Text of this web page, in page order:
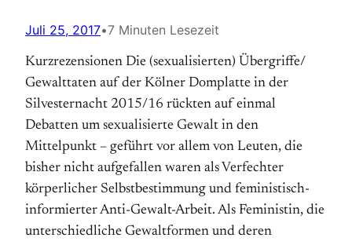
Juli 25, 2017•7 Minuten Lesezeit
Kurzrezensionen Die (sexualisierten) Übergriffe/
Gewalttaten auf der Kölner Domplatte in der
Silvesternacht 2015/16 rückten auf einmal
Debatten um sexualisierte Gewalt in den
Mittelpunkt – geführt vor allem von Leuten, die
bisher nicht aufgefallen waren als Verfechter
körperlicher Selbstbestimmung und feministisch-
informierter Anti-Gewalt-Arbeit. Als Feministin, die
unterschiedliche Gewaltformen und deren